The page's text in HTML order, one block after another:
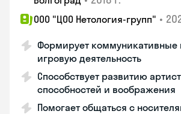
ООО "ЦОО Нетология-групп" •
Формирует коммуникативные
игровую деятельность
Способствует развитию
способностей и воображения
Помогает общаться с